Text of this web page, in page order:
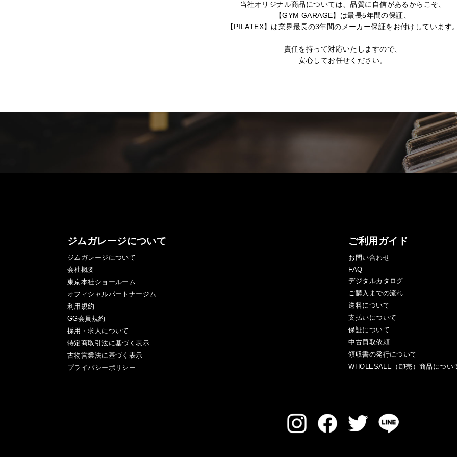
当社オリジナル商品については、品質に自信があるからこそ、
【GYM GARAGE】は最長5年間の保証、
【PILATEX】は業界最長の3年間のメーカー保証をお付けしています
責任を持って対応いたしますので、
安心してお任せください。
ジムガレージについて
ジムガレージについて
会社概要
東京本社ショールーム
オフィシャルパートナージム
利用規約
GG会員規約
採用・求人について
特定商取引法に基づく表示
古物営業法に基づく表示
プライバシーポリシー
ご利用ガイド
お問い合わせ
FAQ
デジタルカタログ
ご購入までの流れ
送料について
支払いについて
保証について
中古買取依頼
領収書の発行について
WHOLESALE（卸売）商品につい